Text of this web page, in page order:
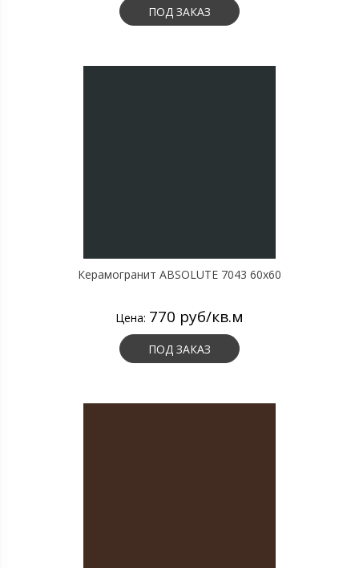
ПОД ЗАКАЗ
Керамогранит ABSOLUTE 7043 60х60
Цена: 770 руб/кв.м
ПОД ЗАКАЗ